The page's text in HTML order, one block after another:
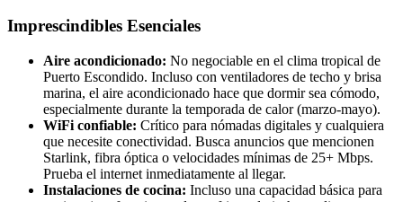
Imprescindibles Esenciales
Aire acondicionado: No negociable en el clima tropical de
Puerto Escondido. Incluso con ventiladores de techo y brisa
marina, el aire acondicionado hace que dormir sea cómodo,
especialmente durante la temporada de calor (marzo-mayo).
WiFi confiable: Crítico para nómadas digitales y cualquiera
que necesite conectividad. Busca anuncios que mencionen
Starlink, fibra óptica o velocidades mínimas de 25+ Mbps.
Prueba el internet inmediatamente al llegar.
Instalaciones de cocina: Incluso una capacidad básica para